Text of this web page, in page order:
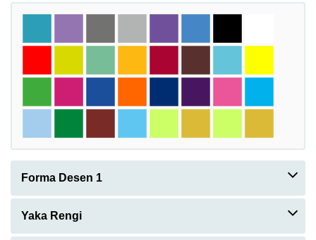
Forma Desen 1
Yaka Rengi